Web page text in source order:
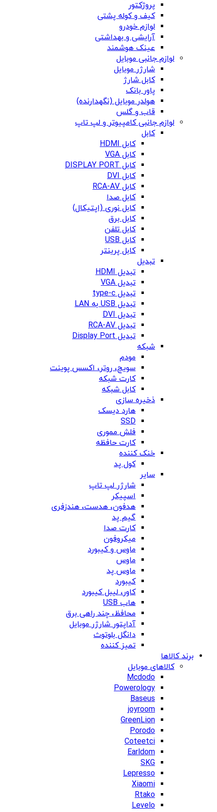
پروژکتور
کیف و کوله پشتی
لوازم خودرو
آرایشی و بهداشتی
عینک هوشمند
لوازم جانبی موبایل
شارژر موبایل
کابل شارژ
پاور بانک
هولدر موبایل (نگهدارنده)
قاب و گلس
لوازم جانبی کامپیوتر و لپ تاپ
کابل
کابل HDMI
کابل VGA
کابل DISPLAY PORT
کابل DVI
کابل RCA-AV
کابل صدا
کابل نوری (اپتیکال)
کابل برق
کابل تلفن
کابل USB
کابل پرینتر
تبدیل
تبدیل HDMI
تبدیل VGA
تبدیل type-c
تبدیل USB به LAN
تبدیل DVI
تبدیل RCA-AV
تبدیل Display Port
شبکه
مودم
سویچ، روتر، اکسس پوینت
کارت شبکه
کابل شبکه
ذخیره سازی
هارد دیسک
SSD
فلش مموری
کارت حافظه
خنک کننده
کول پد
سایر
شارژر لپ تاپ
اسپیکر
هدفون، هدست، هندزفری
گیم پد
کارت صدا
میکروفون
ماوس و کیبورد
ماوس
ماوس پد
کیبورد
کاور، لیبل کیبورد
هاب USB
محافظ، چند راهی برق
آداپتور شارژر موبایل
دانگل بلوتوث
تمیز کننده
برند کالاها
کالاهای موبایل
Mcdodo
Powerology
Baseus
joyroom
GreenLion
Porodo
Coteetci
Earldom
SKG
Lepresso
Xiaomi
Rtako
Levelo